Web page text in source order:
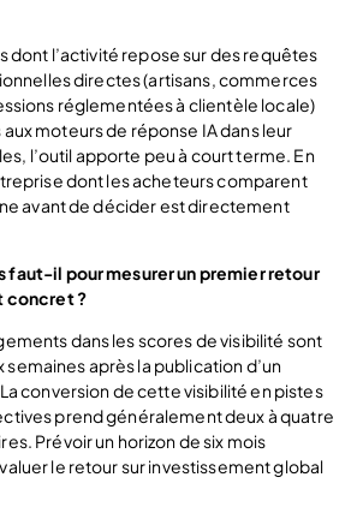
dont l’activité repose sur des requêtes
directes (artisans, commerces
réglementées à clientèle locale)
moteurs de réponse IA dans leur
l’outil apporte peu à court terme. En
dont les acheteurs comparent
avant de décider est directement
faut-il pour mesurer un premier retour
concret ?
dans les scores de visibilité sont
semaines après la publication d’un
conversion de cette visibilité en pistes
prend généralement deux à quatre
Prévoir un horizon de six mois
le retour sur investissement global